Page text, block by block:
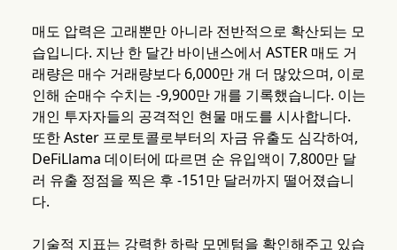
매도 압력은 고래뿐만 아니라 전반적으로 확산되는 모
습입니다. 지난 한 달간 바이낸스에서 ASTER 매도 거
래량은 매수 거래량보다 6,000만 개 더 많았으며, 이로
인해 순매수 수치는 -9,900만 개를 기록했습니다. 이는
개인 투자자들의 공격적인 현물 매도를 시사합니다.
또한 Aster 프로토콜로부터의 자금 유출도 심각하여,
DeFiLlama 데이터에 따르면 순 유입액이 7,800만 달
러 유출 정점을 찍은 후 -151만 달러까지 떨어졌습니
다.
기술적 지표는 강력한 하락 모멘텀을 확인해주고 있습